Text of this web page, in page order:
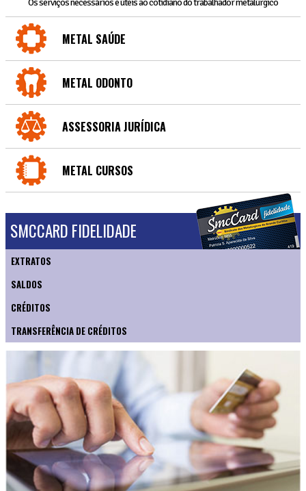
Os serviços necessários e úteis ao cotidiano do trabalhador metalúrgico
METAL SAÚDE
METAL ODONTO
ASSESSORIA JURÍDICA
METAL CURSOS
SMCCARD FIDELIDADE
EXTRATOS
SALDOS
CRÉDITOS
TRANSFERÊNCIA DE CRÉDITOS